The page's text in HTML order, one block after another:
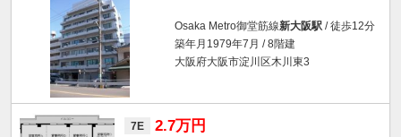
Osaka Metro御堂筋線新大阪駅 / 徒歩12分
築年月1979年7月 / 8階建
大阪府大阪市淀川区木川東3
7E 2.7万円